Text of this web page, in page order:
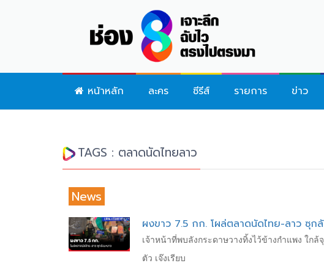
หน้าหลัก ละคร ซีรีส์ รายการ ข่าว
TAGS : ตลาดนัดไทยลาว
News
ผงขาว 7.5 กก. โผล่ตลาดนัดไทย-ลาว ซุ
เจ้าหน้าที่พบลังกระดาษวางทิ้งไว้ข้างกำแพง ใ
ตัว เจ๊งเรียบ